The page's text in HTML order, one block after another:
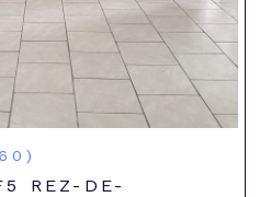
REZ-DE-